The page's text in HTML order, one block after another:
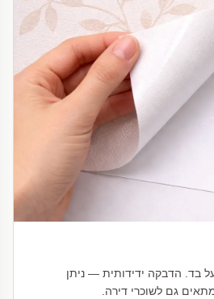
בד. הדבקה ידידותית — ניתן
גם לשוכרי דירה.